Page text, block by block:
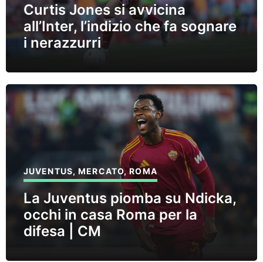
Curtis Jones si avvicina
all’Inter, l’indizio che fa sognare
i nerazzurri
JUVENTUS,MERCATO,ROMA
La Juventus piomba su Ndicka,
occhi in casa Roma per la
difesa | CM